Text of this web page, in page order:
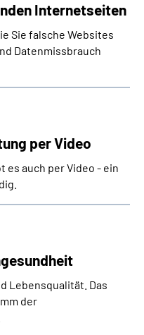
Internetseiten
Sie falsche Websites
Datenmissbrauch
per Video
es auch per Video - ein
Lebensqualität. Das
der